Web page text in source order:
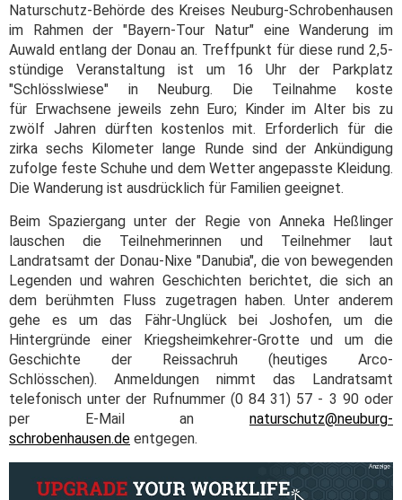
Naturschutz-Behörde des Kreises Neuburg-Schrobenhausen
im Rahmen der "Bayern-Tour Natur" eine Wanderung im
Auwald entlang der Donau an. Treffpunkt für diese rund 2,5-
stündige Veranstaltung ist um 16 Uhr der Parkplatz
"Schlösslwiese" in Neuburg. Die Teilnahme koste
für Erwachsene jeweils zehn Euro; Kinder im Alter bis zu
zwölf Jahren dürften kostenlos mit. Erforderlich für die
zirka sechs Kilometer lange Runde sind der Ankündigung
zufolge feste Schuhe und dem Wetter angepasste Kleidung.
Die Wanderung ist ausdrücklich für Familien geeignet.
Beim Spaziergang unter der Regie von Anneka Heßlinger
lauschen die Teilnehmerinnen und Teilnehmer laut
Landratsamt der Donau-Nixe "Danubia", die von bewegenden
Legenden und wahren Geschichten berichtet, die sich an
dem berühmten Fluss zugetragen haben. Unter anderem
gehe es um das Fähr-Unglück bei Joshofen, um die
Hintergründe einer Kriegsheimkehrer-Grotte und um die
Geschichte der Reissachruh (heutiges Arco-
Schlösschen). Anmeldungen nimmt das Landratsamt
telefonisch unter der Rufnummer (0 84 31) 57 - 3 90 oder
per E-Mail an naturschutz@neuburg-
schrobenhausen.de entgegen.